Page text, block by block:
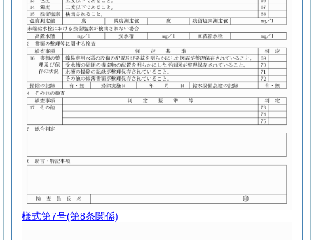
様式第7号(第8条関係)